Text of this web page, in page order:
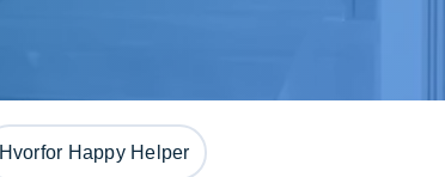
Hvorfor Happy Helper